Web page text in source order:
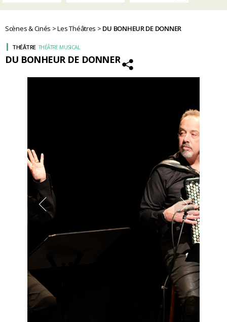
Scènes & Cinés >Les Théâtres > DU BONHEUR DE DONNER
DU BONHEUR DE DONNER
THÉÂTRE THÉÂTRE MUSICAL